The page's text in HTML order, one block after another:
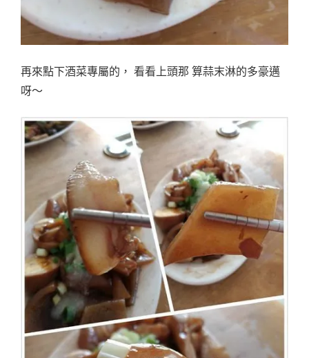
再來點下酒菜專屬的， 看看上頭那 算蒜末淋的多豪邁
呀～